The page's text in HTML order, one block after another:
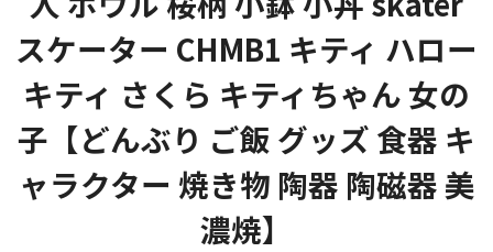
スケーター CHMB1 キティ ハロー
キティ さくら キティちゃん 女の
子【どんぶり ご飯 グッズ 食器 キ
ャラクター 焼き物 陶器 陶磁器 美
濃焼】